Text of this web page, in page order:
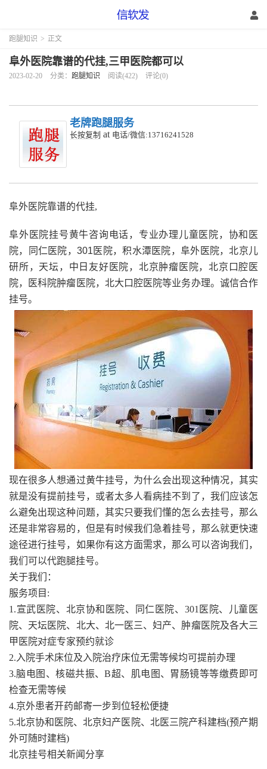
跑腿知识 > 正文
阜外医院靠谱的代挂,三甲医院都可以
2023-02-20 分类： 跑腿知识 阅读(422) 评论(0)
老牌跑腿服务
长按复制 at 电话/微信:13716241528
阜外医院靠谱的代挂,
阜外医院挂号黄牛咨询电话，专业办理儿童医院，协和医
院，同仁医院，301医院，积水潭医院，阜外医院，北京儿
研所，天坛，中日友好医院，北京肿瘤医院，北京口腔医
院，医科院肿瘤医院，北大口腔医院等业务办理。诚信合作
挂号。
现在很多人想通过黄牛挂号，为什么会出现这种情况，其实
就是没有提前挂号，或者太多人看病挂不到了，我们应该怎
么避免出现这种问题，其实只要我们懂的怎么去挂号，那么
还是非常容易的，但是有时候我们急着挂号，那么就更快速
途径进行挂号，如果你有这方面需求，那么可以咨询我们，
我们可以代跑腿挂号。
关于我们：
服务项目:
1.宣武医院、北京协和医院、同仁医院、301医院、儿童医
院、天坛医院、北大、北一医三、妇产、肿瘤医院及各大三
甲医院对症专家预约就诊
2.入院手术床位及入院治疗床位无需等候均可提前办理
3.脑电图、核磁共振、B超、肌电图、胃肠镜等等缴费即可
检查无需等候
4.京外患者开药邮寄一步到位轻松便捷
5.北京协和医院、北京妇产医院、北医三院产科建档(预产期
外可随时建档)
北京挂号相关新闻分享